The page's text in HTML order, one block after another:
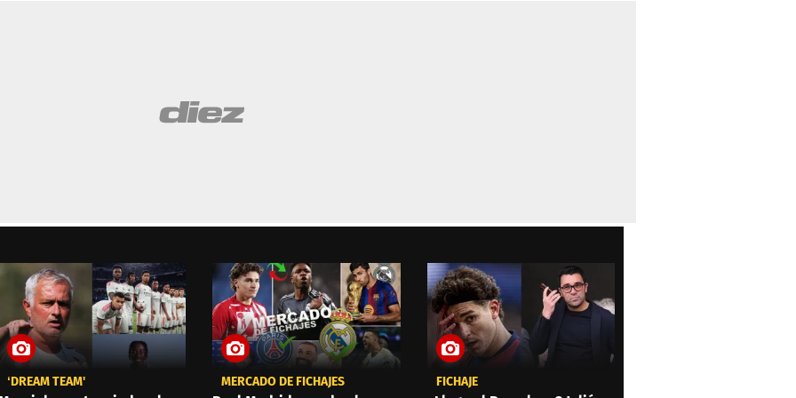
‘DREAM TEAM' MERCADO DE FICHAJES FICHAJE